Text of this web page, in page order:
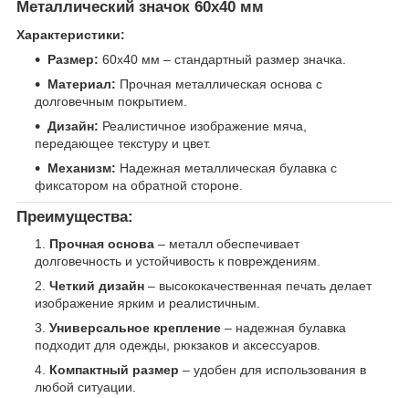
Металлический значок 60х40 мм
Характеристики:
Размер: 60х40 мм – стандартный размер значка.
Материал: Прочная металлическая основа с
долговечным покрытием.
Дизайн: Реалистичное изображение мяча,
передающее текстуру и цвет.
Механизм: Надежная металлическая булавка с
фиксатором на обратной стороне.
Преимущества:
Прочная основа – металл обеспечивает
долговечность и устойчивость к повреждениям.
Четкий дизайн – высококачественная печать делает
изображение ярким и реалистичным.
Универсальное крепление – надежная булавка
подходит для одежды, рюкзаков и аксессуаров.
Компактный размер – удобен для использования в
любой ситуации.